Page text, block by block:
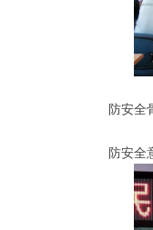
防安全
防安全